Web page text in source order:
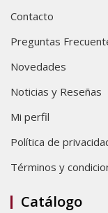
Contacto
Preguntas
Novedades
Noticias y Reseñas
Mi perfil
Política de
Términos y
Catálogo